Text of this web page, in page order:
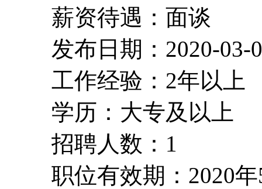
薪资待遇：面谈
发布日期：2020-03-
工作经验：2年以上
学历：大专及以上
招聘人数：1
职位有效期：2020